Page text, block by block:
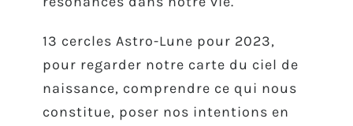
13 cercles Astro-Lune pour 2023,
pour regarder notre carte du ciel de
naissance, comprendre ce qui nous
constitue, poser nos intentions en